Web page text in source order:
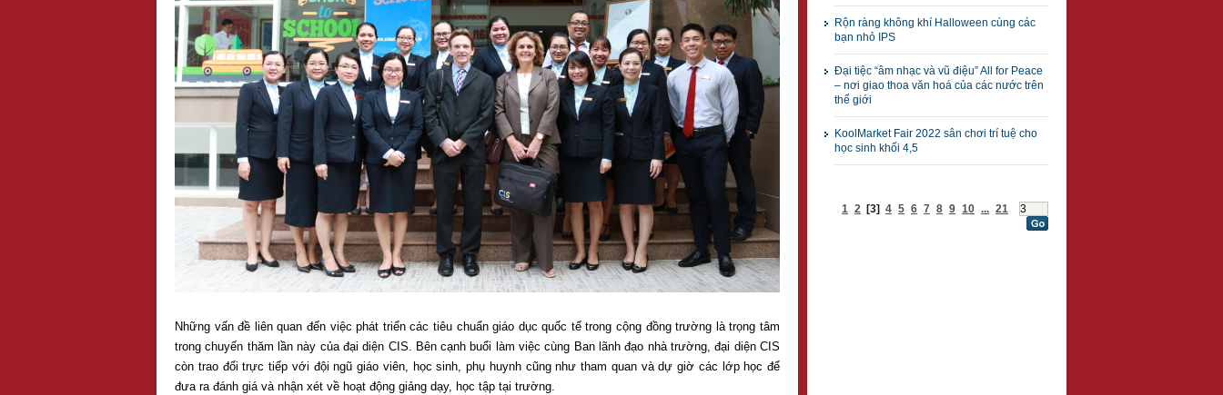
Những vấn đề liên quan đến việc phát triển các tiêu chuẩn giáo dục quốc tế trong cộng đồng trường là trọng tâm
trong chuyến thăm lần này của đại diện CIS. Bên cạnh buổi làm việc cùng Ban lãnh đạo nhà trường, đại diện CIS
còn trao đổi trực tiếp với đội ngũ giáo viên, học sinh, phụ huynh cũng như tham quan và dự giờ các lớp học để
đưa ra đánh giá và nhận xét về hoạt động giảng dạy, học tập tại trường.
Rộn ràng không khí Halloween cùng các
bạn nhỏ IPS
Đại tiệc “âm nhạc và vũ điệu” All for Peace
– nơi giao thoa văn hoá của các nước trên
thế giới
KoolMarket Fair 2022 sân chơi trí tuệ cho
học sinh khối 4,5
1 2 [3] 4 5 6 7 8 9 10 ... 21